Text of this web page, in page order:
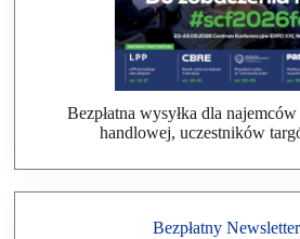
Bezpłatna wysyłka dla
handlowej, uczestników
Bezpłatny Newsletter